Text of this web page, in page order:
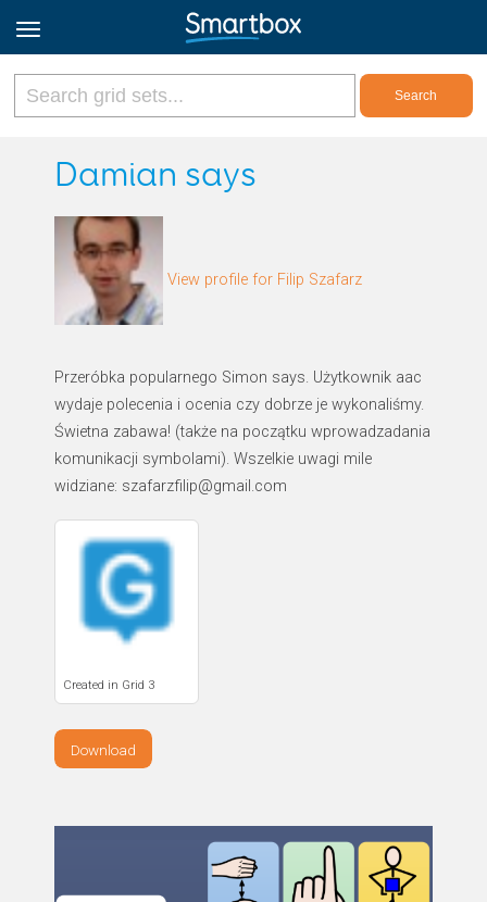
Online Grids
Sign up
Damian says
View profile for Filip Szafarz
Przeróbka popularnego Simon says. Użytkownik aac
wydaje polecenia i ocenia czy dobrze je wykonaliśmy.
Świetna zabawa! (także na początku wprowadzadania
komunikacji symbolami). Wszelkie uwagi mile
widziane: szafarzfilip@gmail.com
Created in Grid 3
Download